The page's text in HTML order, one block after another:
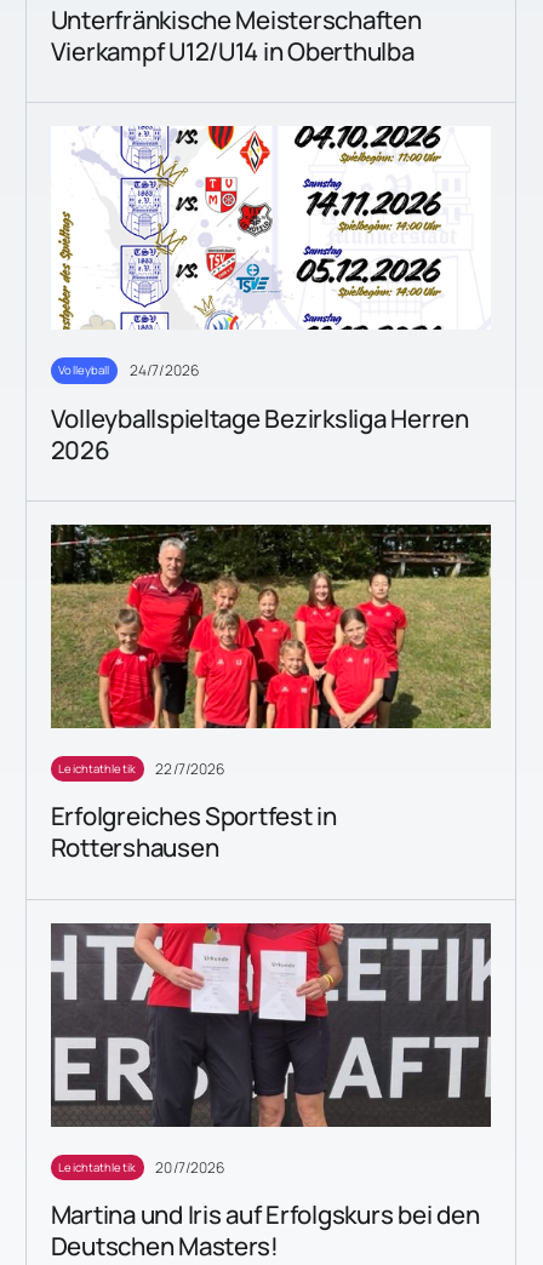
Unterfränkische Meisterschaften
Vierkampf U12/U14 in Oberthulba
Volleyball 24/7/2026
Volleyballspieltage Bezirksliga Herren
2026
Leichtathletik 22/7/2026
Erfolgreiches Sportfest in
Rottershausen
Leichtathletik 20/7/2026
Martina und Iris auf Erfolgskurs bei den
Deutschen Masters!